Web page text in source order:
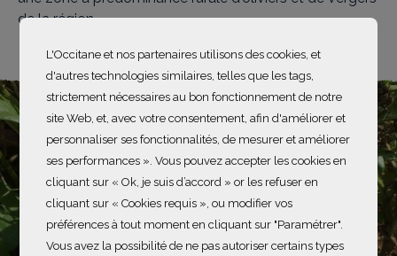
de la région.
L'Occitane et nos partenaires utilisons des cookies, et
d'autres technologies similaires, telles que les tags,
strictement nécessaires au bon fonctionnement de notre
site Web, et, avec votre consentement, afin d'améliorer et
personnaliser ses fonctionnalités, de mesurer et améliorer
ses performances ». Vous pouvez accepter les cookies en
cliquant sur « Ok, je suis d’accord » or les refuser en
cliquant sur « Cookies requis », ou modifier vos
préférences à tout moment en cliquant sur "Paramétrer".
Vous avez la possibilité de ne pas autoriser certains types